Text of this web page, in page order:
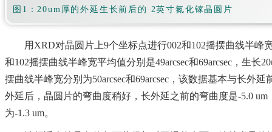
图1：20um厚的外延生长前后的 2英寸氮化镓晶圆片
用XRD对晶圆片上9个坐标点进行002和102摇摆曲线半峰
和102摇摆曲线半峰宽平均值分别是49arcsec和69arcsec，生长
摆曲线半峰宽分别为50arcsec和69arcsec，该数据基本与长外
外延后，晶圆片的弯曲度稍好，长外延之前的弯曲度是-5.0
为-1.3 um。